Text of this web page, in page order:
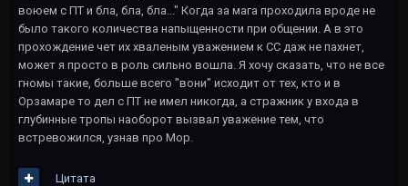
воюем с ПТ и бла, бла, бла..." Когда за мага проходила вроде не
было такого количества напыщенности при общении. А в это
прохождение чет их хваленым уважением к СС даж не пахнет,
может я просто в роль сильно вошла. Я хочу сказать, что не все
гномы такие, больше всего "вони" исходит от тех, кто и в
Орзамаре то дел с ПТ не имел никогда, а стражник у входа в
глубинные тропы наоборот вызвал уважение тем, что
встревожился, узнав про Мор.
Цитата